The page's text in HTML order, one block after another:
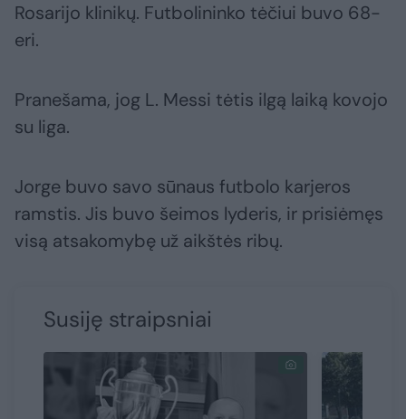
Rosarijo klinikų. Futbolininko tėčiui buvo 68-
eri.
Pranešama, jog L. Messi tėtis ilgą laiką kovojo
su liga.
Jorge buvo savo sūnaus futbolo karjeros
ramstis. Jis buvo šeimos lyderis, ir prisiėmęs
visą atsakomybę už aikštės ribų.
Susiję straipsniai